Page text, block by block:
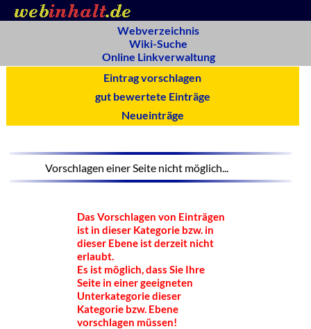
Webverzeichnis
Wiki-Suche
Online Linkverwaltung
Eintrag vorschlagen
gut bewertete Einträge
Neueinträge
Vorschlagen einer Seite nicht möglich...
Das Vorschlagen von Einträgen
ist in dieser Kategorie bzw. in
dieser Ebene ist derzeit nicht
erlaubt.
Es ist möglich, dass Sie Ihre
Seite in einer geeigneten
Unterkategorie dieser
Kategorie bzw. Ebene
vorschlagen müssen!